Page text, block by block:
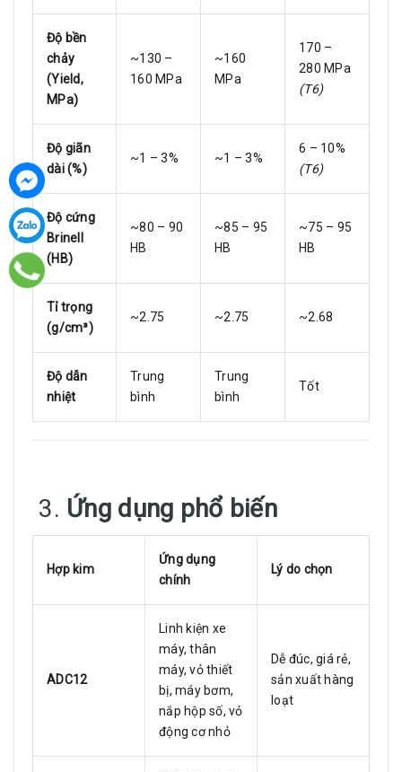
Độ bền
chảy
(Yield,
MPa)
~130 –
160 MPa
~160
MPa
170 –
280 MPa
(T6)
Độ giãn
dài (%)
~1 – 3% ~1 – 3%
6 – 10%
(T6)
Độ cứng
Brinell
(HB)
~80 – 90
HB
~85 – 95
HB
~75 – 95
HB
Tỉ trọng
(g/cm³)
~2.75 ~2.75 ~2.68
Độ dẫn
nhiệt
Trung
bình
Trung
bình
Tốt
3. Ứng dụng phổ biến
Hợp kim
Ứng dụng
chính
Lý do chọn
ADC12
Linh kiện xe
máy, thân
máy, vỏ thiết
bị, máy bơm,
nắp hộp số, vỏ
động cơ nhỏ
Dễ đúc, giá rẻ,
sản xuất hàng
loạt